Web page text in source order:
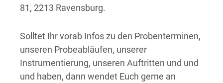
81, 2213 Ravensburg.
Solltet Ihr vorab Infos zu den Probenterminen,
unseren Probeabläufen, unserer
Instrumentierung, unseren Auftritten und und
und haben, dann wendet Euch gerne an